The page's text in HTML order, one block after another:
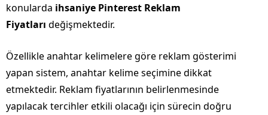
konularda ihsaniye Pinterest Reklam
Fiyatları değişmektedir.
Özellikle anahtar kelimelere göre reklam gösterimi
yapan sistem, anahtar kelime seçimine dikkat
etmektedir. Reklam fiyatlarının belirlenmesinde
yapılacak tercihler etkili olacağı için sürecin doğru